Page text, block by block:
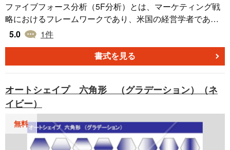
ファイブフォース分析（5F分析）とは、マーケティング戦
略におけるフレームワークであり、米国の経営学者である
マイケル・ポーターが提唱した、５つの要素（業界内の競
脅威・代替品の脅威）を分析し、競合各社や業界全体の状
況や収益構造を明らかにするものです。 こちらはPowerPoi
析」のテンプレートです。競争戦略を考えるにあたり、業
界の構造（外的要因）を分析するのに役立ちます。 ダウン
ロードは無料なので、ぜひご利用ください。
5.0 1件
書式を見る
オートシェイプ 六角形 （グラデーション）（ネ
イビー）
無料